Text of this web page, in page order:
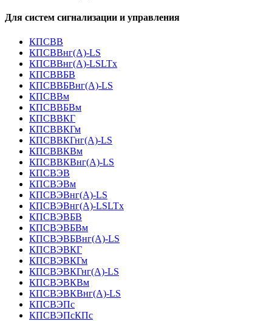
Для систем сигнализации и управления
КПСВВ
КПСВВнг(А)-LS
КПСВВнг(А)-LSLTx
КПСВВБВ
КПСВВБВнг(А)-LS
КПСВВм
КПСВВБВм
КПСВВКГ
КПСВВКГм
КПСВВКГнг(А)-LS
КПСВВКВм
КПСВВКВнг(А)-LS
КПСВЭВ
КПСВЭВм
КПСВЭВнг(А)-LS
КПСВЭВнг(А)-LSLTx
КПСВЭВБВ
КПСВЭВБВм
КПСВЭВБВнг(А)-LS
КПСВЭВКГ
КПСВЭВКГм
КПСВЭВКГнг(А)-LS
КПСВЭВКВм
КПСВЭВКВнг(А)-LS
КПСВЭПс
КПСВЭПсКПс